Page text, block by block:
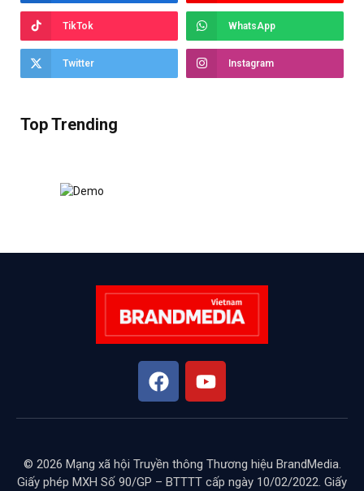
TikTok WhatsApp
Twitter Instagram
Top Trending
© 2026 Mạng xã hội Truyền thông Thương hiệu BrandMedia.
Giấy phép MXH Số 90/GP – BTTTT cấp ngày 10/02/2022. Giấy